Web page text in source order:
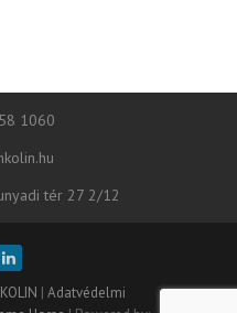
1060
tér 27 2/12
| Adatvédelmi